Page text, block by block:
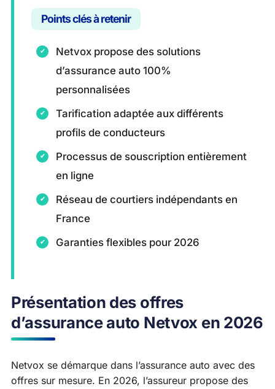
Points clés à retenir
Netvox propose des solutions
d’assurance auto 100%
personnalisées
Tarification adaptée aux différents
profils de conducteurs
Processus de souscription entièrement
en ligne
Réseau de courtiers indépendants en
France
Garanties flexibles pour 2026
Présentation des offres
d’assurance auto Netvox en 2026
Netvox se démarque dans l’assurance auto avec des
offres sur mesure. En 2026, l’assureur propose des